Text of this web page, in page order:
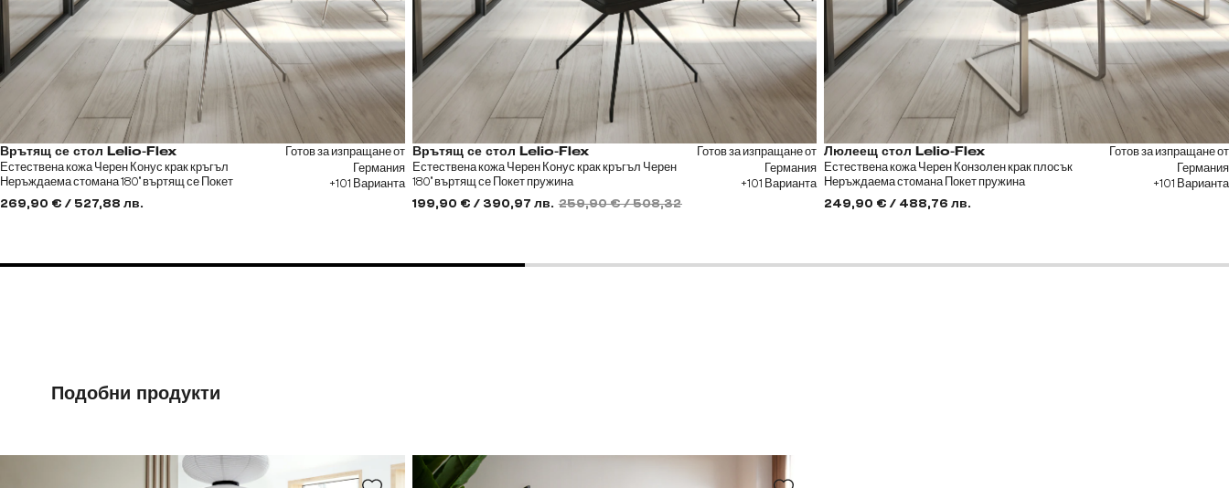
Подобни продукти
Врътящ се стол Lelio-Flex
Естествена кожа Черен Конус крак кръгъл
Неръждаема стомана 180° въртящ се Покет
пружина
269,90 € / 527,88 лв.
Готов за изпращане от
Германия
+101 Варианта
Врътящ се стол Lelio-Flex
Естествена кожа Черен Конус крак кръгъл Черен
180° въртящ се Покет пружина
199,90 € / 390,97 лв. 259,90 € / 508,32 лв.
Готов за изпращане от
Германия
+101 Варианта
Люлеещ стол Lelio-Flex
Естествена кожа Черен Конзолен крак плосък
Неръждаема стомана Покет пружина
249,90 € / 488,76 лв.
Готов за изпращане от
Германия
+101 Варианта